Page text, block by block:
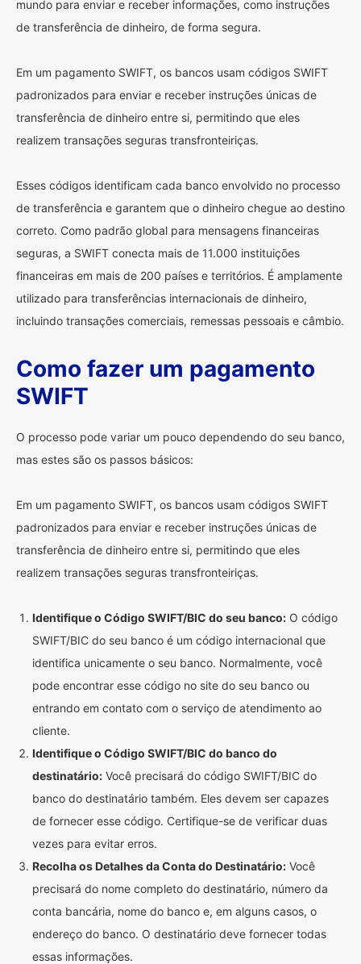
mundo para enviar e receber informações, como instruções
de transferência de dinheiro, de forma segura.
Em um pagamento SWIFT, os bancos usam códigos SWIFT
padronizados para enviar e receber instruções únicas de
transferência de dinheiro entre si, permitindo que eles
realizem transações seguras transfronteiriças.
Esses códigos identificam cada banco envolvido no processo
de transferência e garantem que o dinheiro chegue ao destino
correto. Como padrão global para mensagens financeiras
seguras, a SWIFT conecta mais de 11.000 instituições
financeiras em mais de 200 países e territórios. É amplamente
utilizado para transferências internacionais de dinheiro,
incluindo transações comerciais, remessas pessoais e câmbio.
Como fazer um pagamento
SWIFT
O processo pode variar um pouco dependendo do seu banco,
mas estes são os passos básicos:
Em um pagamento SWIFT, os bancos usam códigos SWIFT
padronizados para enviar e receber instruções únicas de
transferência de dinheiro entre si, permitindo que eles
realizem transações seguras transfronteiriças.
Identifique o Código SWIFT/BIC do seu banco: O código
SWIFT/BIC do seu banco é um código internacional que
identifica unicamente o seu banco. Normalmente, você
pode encontrar esse código no site do seu banco ou
entrando em contato com o serviço de atendimento ao
cliente.
Identifique o Código SWIFT/BIC do banco do
destinatário: Você precisará do código SWIFT/BIC do
banco do destinatário também. Eles devem ser capazes
de fornecer esse código. Certifique-se de verificar duas
vezes para evitar erros.
Recolha os Detalhes da Conta do Destinatário: Você
precisará do nome completo do destinatário, número da
conta bancária, nome do banco e, em alguns casos, o
endereço do banco. O destinatário deve fornecer todas
essas informações.